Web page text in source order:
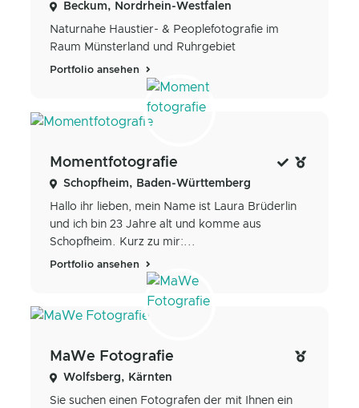
Beckum, Nordrhein-Westfalen
Naturnahe Haustier- & Peoplefotografie im
Raum Münsterland und Ruhrgebiet
Portfolio ansehen
Momentfotografie
Schopfheim, Baden-Württemberg
Hallo ihr lieben, mein Name ist Laura Brüderlin
und ich bin 23 Jahre alt und komme aus
Schopfheim. Kurz zu mir:...
Portfolio ansehen
MaWe Fotografie
Wolfsberg, Kärnten
Sie suchen einen Fotografen der mit Ihnen ein